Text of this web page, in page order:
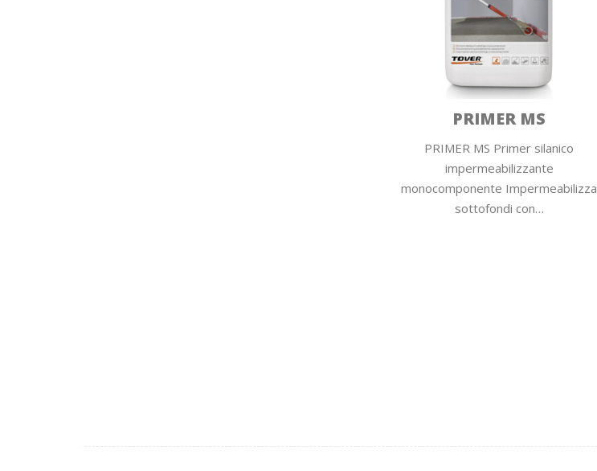
PRIMER MS
PRIMER MS Primer silanico
impermeabilizzante
monocomponente Impermeabilizza
sottofondi con…